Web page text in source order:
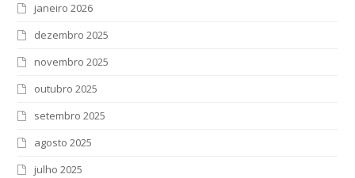
janeiro 2026
dezembro 2025
novembro 2025
outubro 2025
setembro 2025
agosto 2025
julho 2025